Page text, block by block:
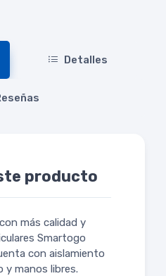
Detalles
producto
más calidad y
Smartogo
con aislamiento
manos libres.